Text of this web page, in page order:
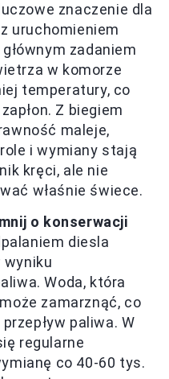
znaczenie dla
uruchomieniem
zadaniem
w komorze
temperatury, co
Z biegiem
maleje,
i wymiany stają
kręci, ale nie
właśnie świece.
o konserwacji
diesla
Woda, która
zamarznąć, co
paliwa. W
regularne
co 40-60 tys.